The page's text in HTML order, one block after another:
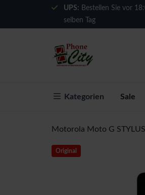
UPS: Bestellen Sie vor
selben Tag
Kategorien Sale
Motorola Moto G
Original